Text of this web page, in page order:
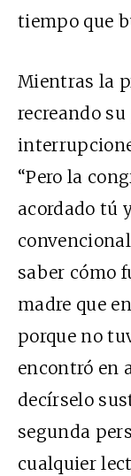
tiempo que
Mientras la
recreando su
“Pero la
acordado tú
saber cómo
madre que
porque no
encontró en
decírselo
segunda
cualquier